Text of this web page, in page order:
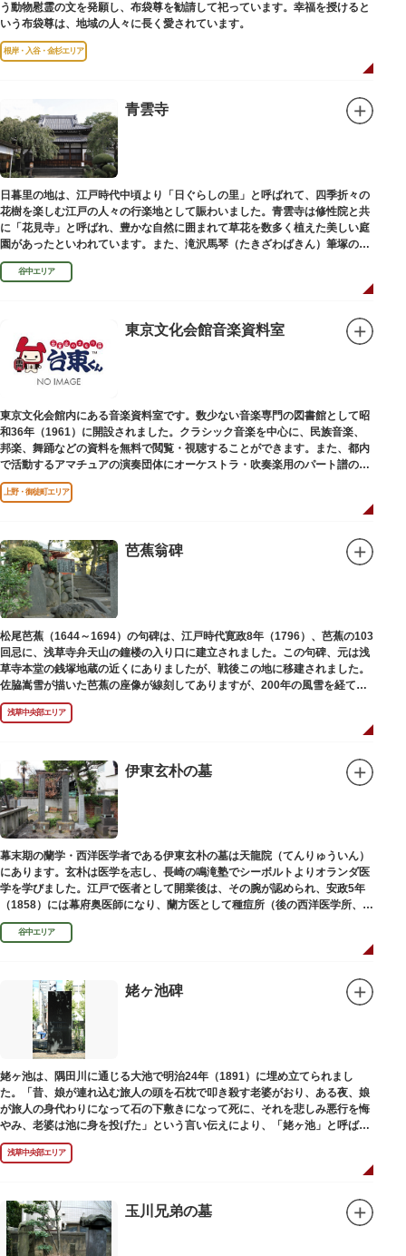
う動物慰霊の文を発願し、布袋尊を勧請して祀っています。幸福を授けると
いう布袋尊は、地域の人々に長く愛されています。
根岸・入谷・金杉エリア
青雲寺
日暮里の地は、江戸時代中頃より「日ぐらしの里」と呼ばれて、四季折々の
花樹を楽しむ江戸の人々の行楽地として賑わいました。青雲寺は修性院と共
に「花見寺」と呼ばれ、豊かな自然に囲まれて草花を数多く植えた美しい庭
園があったといわれています。また、滝沢馬琴（たきざわばきん）筆塚の碑
があります。
谷中エリア
東京文化会館音楽資料室
東京文化会館内にある音楽資料室です。数少ない音楽専門の図書館として昭
和36年（1961）に開設されました。クラシック音楽を中心に、民族音楽、
邦楽、舞踊などの資料を無料で閲覧・視聴することができます。また、都内
で活動するアマチュアの演奏団体にオーケストラ・吹奏楽用のパート譜の館
外貸出も行っています。
上野・御徒町エリア
芭蕉翁碑
松尾芭蕉（1644～1694）の句碑は、江戸時代寛政8年（1796）、芭蕉の103
回忌に、浅草寺弁天山の鐘楼の入り口に建立されました。この句碑、元は浅
草寺本堂の銭塚地蔵の近くにありましたが、戦後この地に移建されました。
佐脇嵩雪が描いた芭蕉の座像が線刻してありますが、200年の風雪を経て、
碑石も欠損し、碑面の判読も困難となっています。
浅草中央部エリア
伊東玄朴の墓
幕末期の蘭学・西洋医学者である伊東玄朴の墓は天龍院（てんりゅういん）
にあります。玄朴は医学を志し、長崎の鳴滝塾でシーボルトよりオランダ医
学を学びました。江戸で医者として開業後は、その腕が認められ、安政5年
（1858）には幕府奥医師になり、蘭方医として種痘所（後の西洋医学所、現
東京大学医学部）の開設などに尽力し、明治4年（1871）72歳で没しまし
た。谷中エリア
姥ヶ池碑
姥ヶ池は、隅田川に通じる大池で明治24年（1891）に埋め立てられまし
た。「昔、娘が連れ込む旅人の頭を石枕で叩き殺す老婆がおり、ある夜、娘
が旅人の身代わりになって石の下敷きになって死に、それを悲しみ悪行を悔
やみ、老婆は池に身を投げた」という言い伝えにより、「姥ヶ池」と呼ばれ
ていました。その碑は花川戸公園内にあります。
浅草中央部エリア
玉川兄弟の墓